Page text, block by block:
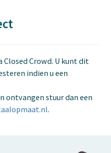
Crowd. U kunt dit
indien u een
ontvangen stuur dan een
.